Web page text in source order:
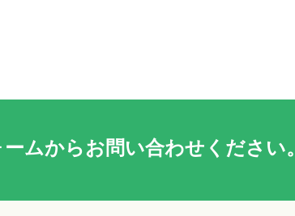
ムからお問い合わせください。